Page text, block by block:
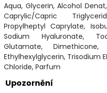
Aqua, Glycerin, Alcohol
Caprylic/Capric
Propylheptyl Caprylate,
Sodium Hyaluronate,
Glutamate, Dimethicone,
Ethylhexylglycerin, Trisodium
Chloride, Parfum
Upozornění